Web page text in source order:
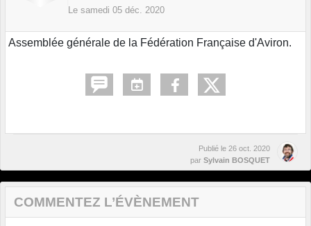
Le samedi 05 déc. 2020
Assemblée générale de la Fédération Française d'Aviron.
Publié le 26 oct. 2020
par Sylvain BOSQUET
COMMENTEZ L’ÉVÈNEMENT